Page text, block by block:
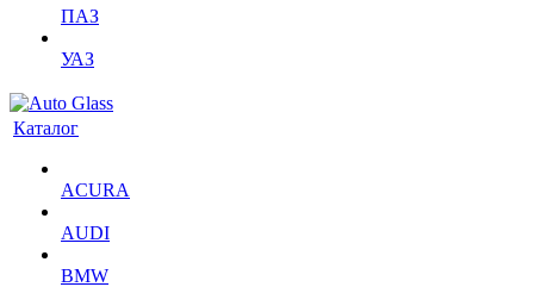
ПАЗ
УАЗ
Каталог
ACURA
AUDI
BMW